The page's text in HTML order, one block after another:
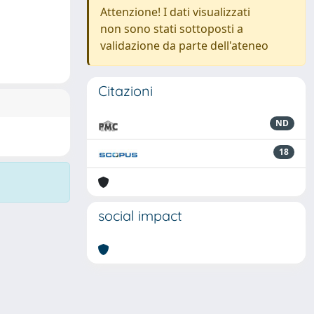
Attenzione! I dati visualizzati
non sono stati sottoposti a
validazione da parte dell'ateneo
Citazioni
ND
18
social impact